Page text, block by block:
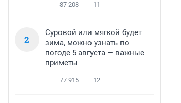
87 208 11
2
Суровой или мягкой будет
зима, можно узнать по
погоде 5 августа — важные
приметы
77 915 12